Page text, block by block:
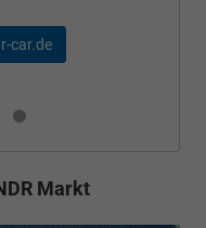
car.de
Markt